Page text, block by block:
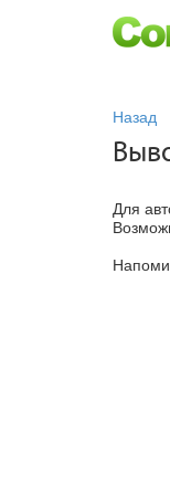
Назад
Для